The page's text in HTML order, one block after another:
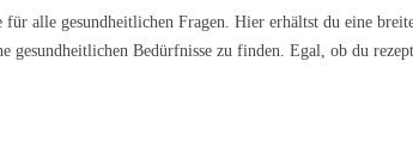
alle gesundheitlichen Fragen. Hier erhältst du eine
Bedürfnisse zu finden. Egal, ob du